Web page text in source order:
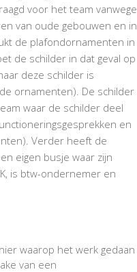
voor het team vanwege
van oude gebouwen en in
de plafondornamenten in
de schilder in dat geval op
deze schilder is
ornamenten). De schilder
waar de schilder deel
en
Verder heeft de
eigen busje waar zijn
is btw-ondernemer en
waarop het werk gedaan
van een